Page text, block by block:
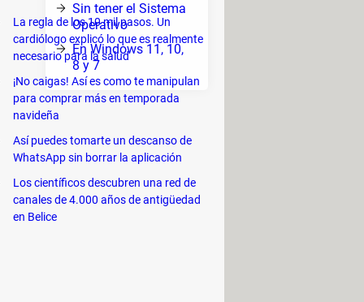
Sin tener el Sistema
Operativo
En Windows 11, 10,
8 y 7
puedes elegir entre dos
la
tabla de contenido de la
posterior de los datos
La regla de los 10 mil pasos. Un
cardiólogo explicó lo que es realmente
necesario para la salud
¡No caigas! Así es como te manipulan
para comprar más en temporada
navideña
Así puedes tomarte un descanso de
WhatsApp sin borrar la aplicación
Los científicos descubren una red de
canales de 4.000 años de antigüedad
en Belice